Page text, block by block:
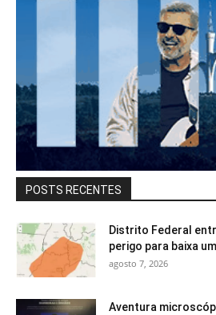
POSTS RECENTES
Distrito Federal
perigo para baixa
agosto 7, 2026
Aventura